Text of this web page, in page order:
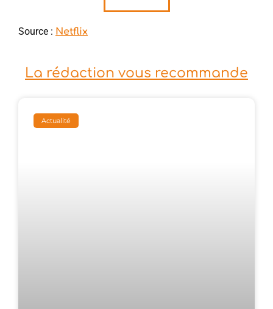
Source : Netflix
La rédaction vous recommande
Actualité